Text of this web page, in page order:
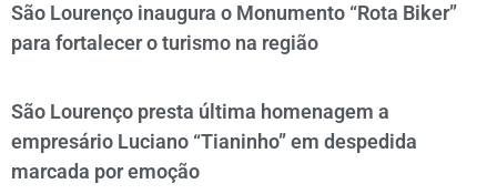
São Lourenço inaugura o Monumento “Rota Biker”
para fortalecer o turismo na região
São Lourenço presta última homenagem a
empresário Luciano “Tianinho” em despedida
marcada por emoção